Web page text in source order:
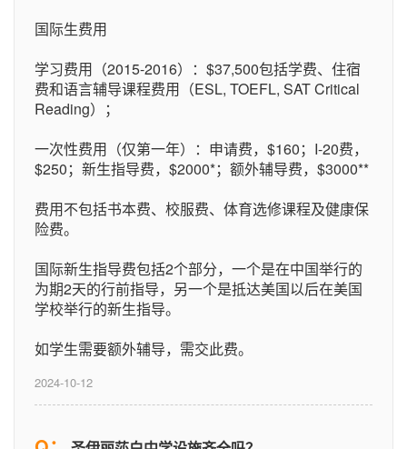
国际生费用
学习费用（2015-2016）：$37,500包括学费、住宿
费和语言辅导课程费用（ESL, TOEFL, SAT Critical
Reading）；
一次性费用（仅第一年）：申请费，$160；I-20费，
$250；新生指导费，$2000*；额外辅导费，$3000**
费用不包括书本费、校服费、体育选修课程及健康保
险费。
国际新生指导费包括2个部分，一个是在中国举行的
为期2天的行前指导，另一个是抵达美国以后在美国
学校举行的新生指导。
如学生需要额外辅导，需交此费。
2024-10-12